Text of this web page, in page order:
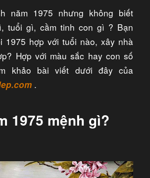
năm 1975 nhưng không biết
tuổi gì, cầm tinh con gì ? Bạn
1975 hợp với tuổi nào, xây nhà
Hợp với màu sắc hay con số
khảo bài viết dưới đây của
.​
1975 mệnh gì?